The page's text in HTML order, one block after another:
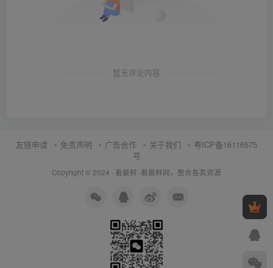
暂无评论内容
友链申请 免责声明 广告合作 关于我们
粤ICP备16116575
号
Copyright © 2024 · 看最鲜 ·看最鲜网，整合各类资源